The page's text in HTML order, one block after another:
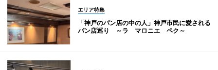
エリア特集
「神戸のパン店の中の人」神戸市民に愛される
パン店巡り ～ラ マロニエ ペク～